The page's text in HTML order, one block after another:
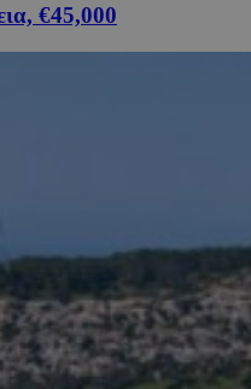
€45,000